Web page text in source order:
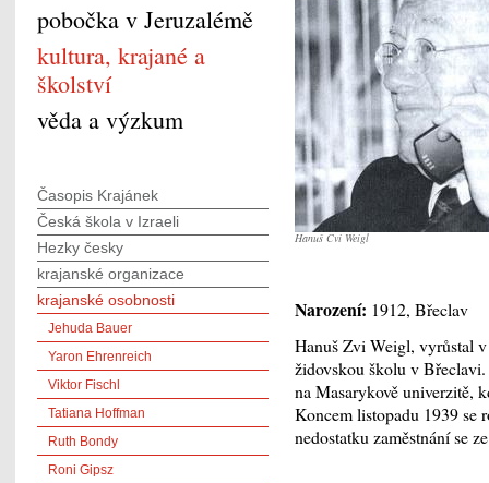
Hanuš Cvi Weigl
Narození: 1912, Břeclav
Hanuš Zvi Weigl, vyrůstal
židovskou školu v
na Masarykově univerzitě,
Koncem listopadu 1939 se
nedostatku zaměstnání se
pobočka v Jeruzalémě
kultura, krajané a
školství
věda a výzkum
Časopis Krajánek
Česká škola v Izraeli
Hezky česky
krajanské organizace
krajanské osobnosti
Jehuda Bauer
Yaron Ehrenreich
Viktor Fischl
Tatiana Hoffman
Ruth Bondy
Roni Gipsz